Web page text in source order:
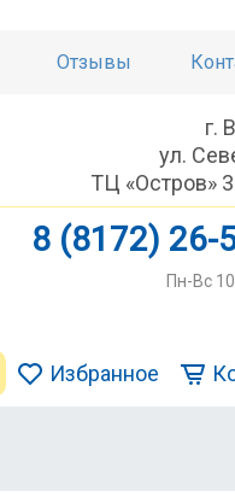
Отзывы
г.
ул.
ТЦ «Остров»
8 (8172) 26-
Пн-Вс
Избранное